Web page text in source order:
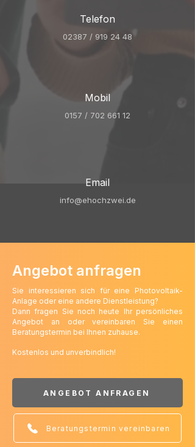
Telefon
02387 / 919 24 48
Mobil
0157 / 702 661 12
Email
info@ehochzwei.de
Angebot anfragen
Sie interessieren sich für eine Photovoltaik-
Anlage oder eine andere Dienstleistung?
Dann fragen Sie noch heute Ihr persönliches
Angebot an oder vereinbaren Sie einen
Beratungstermin bei Ihnen zuhause.
Kostenlos und unverbindlich!
ANGEBOT ANFRAGEN
Beratungstermin vereinbaren